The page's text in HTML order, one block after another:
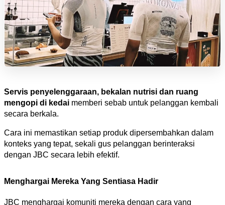
Servis penyelenggaraan, bekalan nutrisi dan ruang
mengopi di kedai memberi sebab untuk pelanggan kembali
secara berkala.
Cara ini memastikan setiap produk dipersembahkan dalam
konteks yang tepat, sekali gus pelanggan berinteraksi
dengan JBC secara lebih efektif.
Menghargai Mereka Yang Sentiasa Hadir
JBC menghargai komuniti mereka dengan cara yang